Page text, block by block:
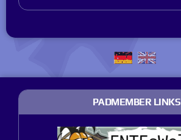
PADMEMBER LINKS